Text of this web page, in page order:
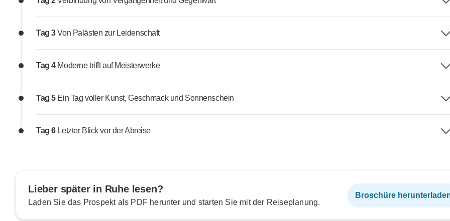
Tag 3Von Palästen zur Leidenschaft
Tag 4 Moderne trifft auf Meisterwerke
Tag 5 Ein Tag voller Kunst, Geschmack und Sonnenschein
Tag 6 Letzter Blick vor der Abreise
Lieber später in Ruhe lesen?
Laden Sie das Prospekt als PDF herunter und starten Sie mit der Reiseplanung.
Broschüre